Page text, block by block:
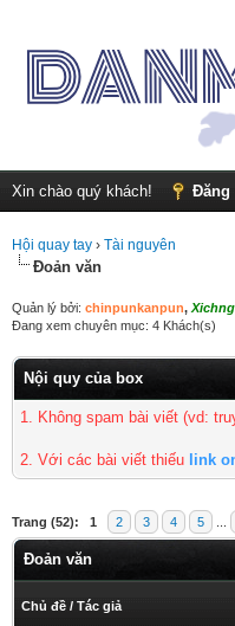
Xin chào quý khách! Đăng
Hội quay tay › Tài nguyên
Đoản văn
Quản lý bởi: chinpunkanpun,
Đang xem chuyên mục: 4 Khách(s)
Nội quy của box
1. Không spam bài viết (vd:
2. Với các bài viết thiếu link
Trang (52): 1 2 3 4 5
Đoản văn
Chủ đề / Tác giả